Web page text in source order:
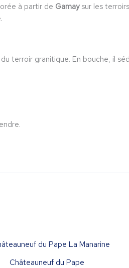
à partir de Gamaysur les
terroir granitique. En bouche, il
Châteauneuf du Pape